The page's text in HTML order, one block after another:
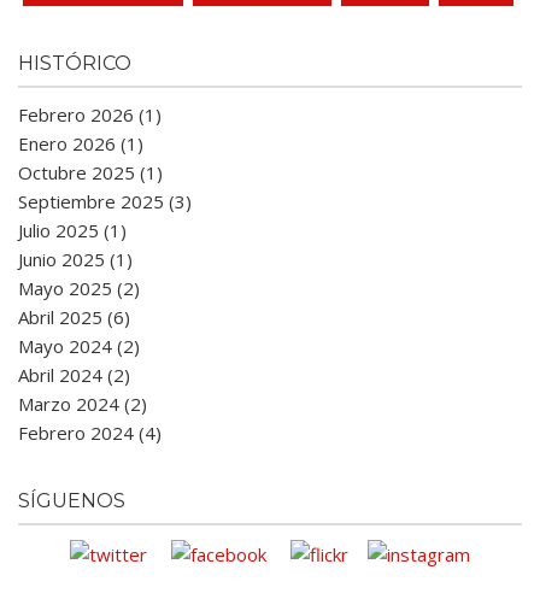
HISTÓRICO
Febrero 2026 (1)
Enero 2026 (1)
Octubre 2025 (1)
Septiembre 2025 (3)
Julio 2025 (1)
Junio 2025 (1)
Mayo 2025 (2)
Abril 2025 (6)
Mayo 2024 (2)
Abril 2024 (2)
Marzo 2024 (2)
Febrero 2024 (4)
SÍGUENOS